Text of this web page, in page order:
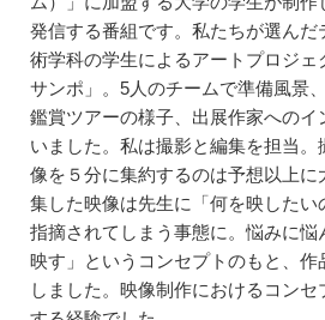
発信する番組です。私たちが選ん
術学科の学生によるアートプロジェ
サンポ」。5人のチームで準備風景
鑑賞ツアーの様子、出展作家への
いました。私は撮影と編集を担当
像を５分に集約するのは予想以上
集した映像は先生に「何を映したい
指摘されてしまう事態に。悩みに悩
映す」というコンセプトのもと、
しました。映像制作におけるコン